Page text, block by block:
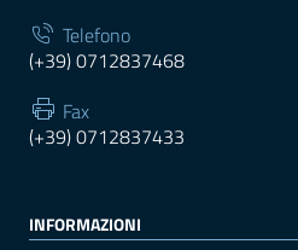
Telefono
(+39) 0712837468
Fax
(+39) 0712837433
INFORMAZIONI